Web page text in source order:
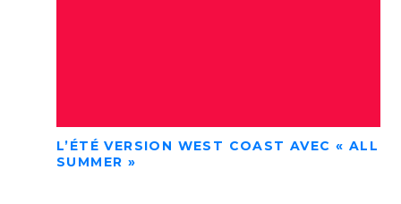
L’ÉTÉ VERSION WEST COAST AVEC « ALL
SUMMER »